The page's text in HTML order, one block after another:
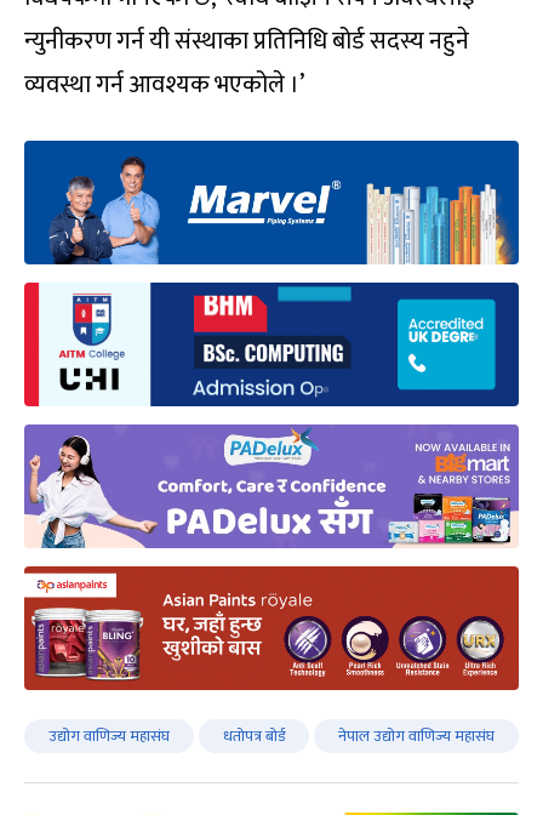
न्युनीकरण गर्न यी संस्थाका प्रतिनिधि बोर्ड सदस्य नहुने
व्यवस्था गर्न आवश्यक भएकोले ।’
उद्योग वाणिज्य महासंघ धतोपत्र बोर्ड नेपाल उद्योग वाणिज्य महासंघ